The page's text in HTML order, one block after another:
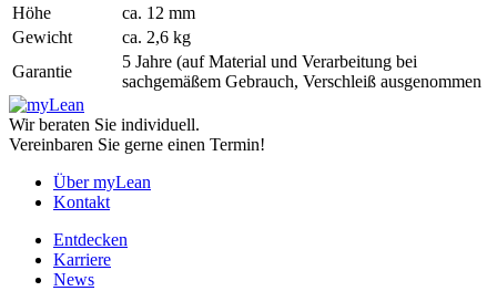
Höhe
ca. 12 mm
Gewicht
ca. 2,6 kg
Garantie
5 Jahre (auf Material und Verarbeitung bei
sachgemäßem Gebrauch, Verschleiß ausgenommen
Wir beraten Sie individuell.
Vereinbaren Sie gerne einen Termin!
Über myLean
Kontakt
Entdecken
Karriere
News